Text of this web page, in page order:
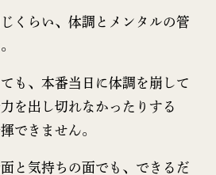
くらい、体調とメンタルの管
も、本番当日に体調を崩して
を出し切れなかったりする
できません。
と気持ちの面でも、できるだ